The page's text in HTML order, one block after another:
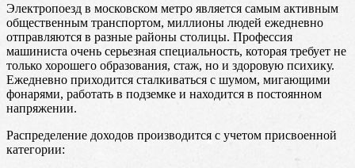
Электропоезд в московском метро является самым активным
общественным транспортом, миллионы людей ежедневно
отправляются в разные районы столицы. Профессия
машиниста очень серьезная специальность, которая требует не
только хорошего образования, стаж, но и здоровую психику.
Ежедневно приходится сталкиваться с шумом, мигающими
фонарями, работать в подземке и находится в постоянном
напряжении.
Распределение доходов производится с учетом присвоенной
категории: